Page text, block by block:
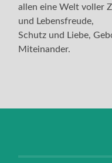
allen eine Welt voller
und Lebensfreude,
Schutz und Liebe,
Miteinander.